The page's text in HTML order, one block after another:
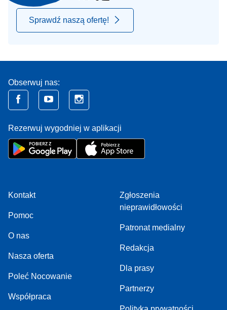
Sprawdź naszą ofertę!
Obserwuj nas:
Rezerwuj wygodniej w aplikacji
Kontakt
Pomoc
O nas
Nasza oferta
Poleć Nocowanie
Współpraca
Zgłoszenia
nieprawidłowości
Patronat medialny
Redakcja
Dla prasy
Partnerzy